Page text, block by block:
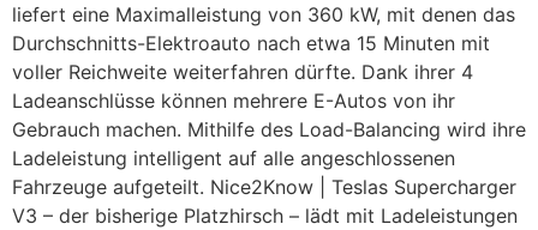
liefert eine Maximalleistung von 360 kW, mit denen das
Durchschnitts-Elektroauto nach etwa 15 Minuten mit
voller Reichweite weiterfahren dürfte. Dank ihrer 4
Ladeanschlüsse können mehrere E-Autos von ihr
Gebrauch machen. Mithilfe des Load-Balancing wird ihre
Ladeleistung intelligent auf alle angeschlossenen
Fahrzeuge aufgeteilt. Nice2Know | Teslas Supercharger
V3 – der bisherige Platzhirsch – lädt mit Ladeleistungen